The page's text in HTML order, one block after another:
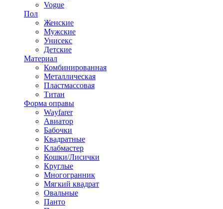
Vogue
Пол
Женские
Мужские
Унисекс
Детские
Материал
Комбинированная
Металлическая
Пластмассовая
Титан
Форма оправы
Wayfarer
Авиатор
Бабочки
Квадратные
Клабмастер
Кошки/Лисички
Круглые
Многогранник
Мягкий квадрат
Овальные
Панто